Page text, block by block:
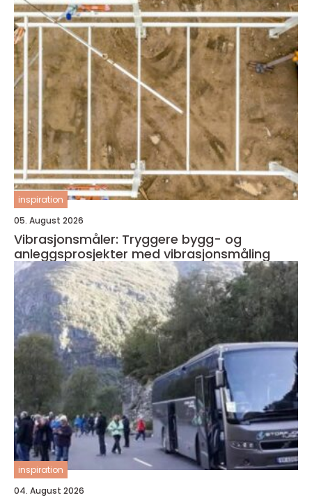
inspiration
05. August 2026
Vibrasjonsmåler: Tryggere bygg- og
anleggsprosjekter med vibrasjonsmåling
inspiration
04. August 2026